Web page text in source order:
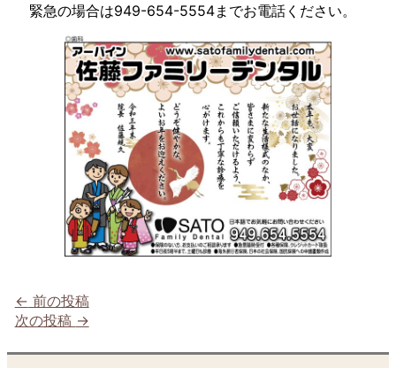
緊急の場合は949-654-5554までお電話ください。
← 前の投稿
次の投稿 →